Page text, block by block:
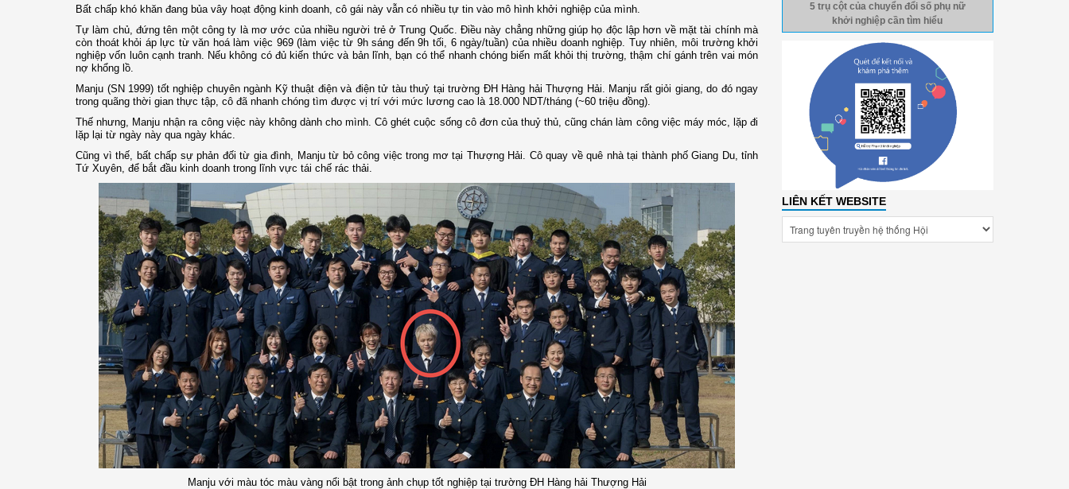
Bất chấp khó khăn đang bủa vây hoạt động kinh doanh, cô gái này vẫn có nhiều tự tin vào mô hình khởi nghiệp của mình.
Tự làm chủ, đứng tên một công ty là mơ ước của nhiều người trẻ ở Trung Quốc. Điều này chẳng những giúp họ độc lập hơn về mặt tài chính mà
còn thoát khỏi áp lực từ văn hoá làm việc 969 (làm việc từ 9h sáng đến 9h tối, 6 ngày/tuần) của nhiều doanh nghiệp. Tuy nhiên, môi trường khởi
nghiệp vốn luôn cạnh tranh. Nếu không có đủ kiến thức và bản lĩnh, bạn có thể nhanh chóng biến mất khỏi thị trường, thậm chí gánh trên vai món
nợ khổng lồ.
Manju (SN 1999) tốt nghiệp chuyên ngành Kỹ thuật điện và điện tử tàu thuỷ tại trường ĐH Hàng hải Thượng Hải. Manju rất giỏi giang, do đó ngay
trong quãng thời gian thực tập, cô đã nhanh chóng tìm được vị trí với mức lương cao là 18.000 NDT/tháng (~60 triệu đồng).
Thế nhưng, Manju nhận ra công việc này không dành cho mình. Cô ghét cuộc sống cô đơn của thuỷ thủ, cũng chán làm công việc máy móc, lặp đi
lặp lại từ ngày này qua ngày khác.
Cũng vì thế, bất chấp sự phản đối từ gia đình, Manju từ bỏ công việc trong mơ tại Thượng Hải. Cô quay về quê nhà tại thành phố Giang Du, tỉnh
Tứ Xuyên, để bắt đầu kinh doanh trong lĩnh vực tái chế rác thải.
Manju với màu tóc màu vàng nổi bật trong ảnh chụp tốt nghiệp tại trường ĐH Hàng hải Thượng Hải
5 trụ cột của chuyển đổi số phụ nữ
khởi nghiệp cần tìm hiểu
LIÊN KẾT WEBSITE